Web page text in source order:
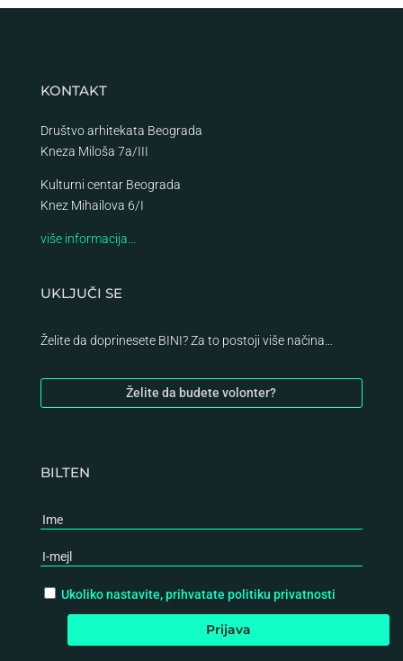
KONTAKT
Društvo arhitekata Beograda
Kneza Miloša 7a/III
Kulturni centar Beograda
Knez Mihailova 6/I
više informacija…
UKLJUČI SE
Želite da doprinesete BINI? Za to postoji više načina…
Želite da budete volonter?
BILTEN
Ukoliko nastavite, prihvatate politiku privatnosti